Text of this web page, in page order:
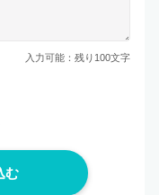
入力可能：残り 100文字